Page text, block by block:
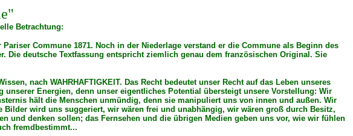
Betrachtung:
Commune 1871. Noch in der Niederlage verstand er die Commune als Beginn des
Die deutsche Textfassung entspricht ziemlich genau dem französischen Original. Sie
nach WAHRHAFTIGKEIT. Das Recht bedeutet unser Recht auf das Leben unseres
unserer Energien, denn unser eigentliches Potential übersteigt unsere Vorstellung: Wir
hält die Menschen unmündig, denn sie manipuliert uns von innen und außen. Wir
wird uns suggeriert, wir wären frei und unabhängig, wir wären groß durch Besitz,
und denken sollen; das Fernsehen und die übrigen Medien geben uns vor, wie wir fühlen
fremdbestimmt...